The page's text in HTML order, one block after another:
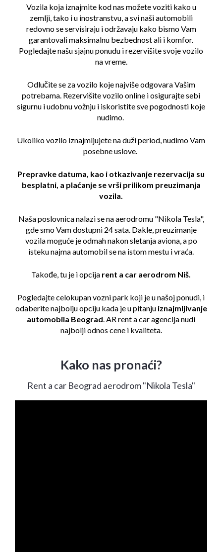
Vozila koja iznajmite kod nas možete voziti kako u
zemlji, tako i u inostranstvu, a svi naši automobili
redovno se servisiraju i održavaju kako bismo Vam
garantovali maksimalnu bezbednost ali i komfor.
Pogledajte našu sjajnu ponudu i rezervišite svoje vozilo
na vreme.
Odlučite se za vozilo koje najviše odgovara Vašim
potrebama. Rezervišite vozilo online i osigurajte sebi
sigurnu i udobnu vožnju i iskoristite sve pogodnosti koje
nudimo.
Ukoliko vozilo iznajmljujete na duži period, nudimo Vam
posebne uslove.
Prepravke datuma, kao i otkazivanje rezervacija su
besplatni, a plaćanje se vrši prilikom preuzimanja
vozila.
Naša poslovnica nalazi se na aerodromu "Nikola Tesla",
gde smo Vam dostupni 24 sata. Dakle, preuzimanje
vozila moguće je odmah nakon sletanja aviona, a po
isteku najma automobil se na istom mestu i vraća.
Takođe, tu je i opcija rent a car aerodrom Niš.
Pogledajte celokupanvozni park koji je u našoj ponudi, i
odaberite najbolju opciju kada je u pitanju iznajmljivanje
automobila Beograd. AR rent a car agencija nudi
najbolji odnos cene i kvaliteta.
Kako nas pronaći?
Rent a car Beograd aerodrom "Nikola Tesla"